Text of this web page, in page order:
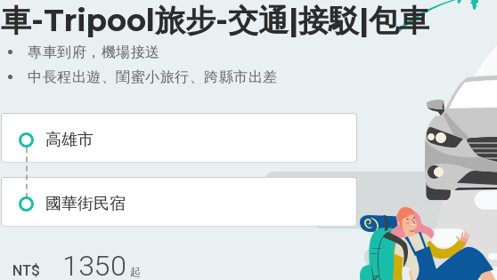
車-Tripool旅步-交通|接駁|包車
專車到府，機場接送
中長程出遊、閨蜜小旅行、跨縣市出差
高雄市
國華街民宿
NT$ 1350 起